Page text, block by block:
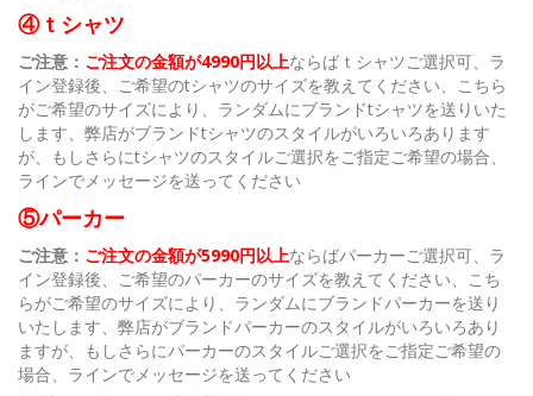
④ｔシャツ
ご注意： ご注文の金額が4990円以上ならばｔシャツご選択可、ラ
イン登録後、ご希望のtシャツのサイズを教えてください、こちら
がご希望のサイズにより、ランダムにブランドtシャツを送りいた
します、弊店がブランドtシャツのスタイルがいろいろあります
が、もしさらにtシャツのスタイルご選択をご指定ご希望の場合、
ラインでメッセージを送ってください
⑤パーカー
ご注意： ご注文の金額が5990円以上ならばパーカーご選択可、ラ
イン登録後、ご希望のパーカーのサイズを教えてください、こち
らがご希望のサイズにより、ランダムにブランドパーカーを送り
いたします、弊店がブランドパーカーのスタイルがいろいろあり
ますが、もしさらにパーカーのスタイルご選択をご指定ご希望の
場合、ラインでメッセージを送ってください